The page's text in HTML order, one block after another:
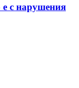
е с нарушения